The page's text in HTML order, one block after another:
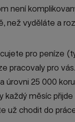
není
než vyděláte a
pro peníze
pracovaly pro
úrovni 25 000
každý měsíc
už chodit do